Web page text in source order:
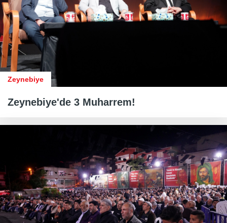
Zeynebiye
Zeynebiye'de 3 Muharrem!